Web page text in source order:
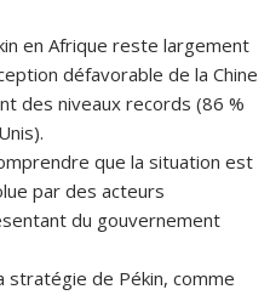
en Afrique reste largement
défavorable de la Chine
des niveaux records (86 %
que la situation est
par des acteurs
du gouvernement
stratégie de Pékin, comme